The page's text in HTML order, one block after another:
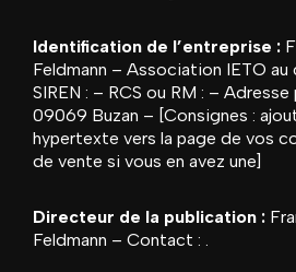
Identification de l’entreprise :
Feldmann – Association IETO au
SIREN : – RCS ou RM : – Adresse
09069 Buzan – [Consignes :
hypertexte vers la page de vos
de vente si vous en avez une]
Directeur de la publication :
Feldmann – Contact : .